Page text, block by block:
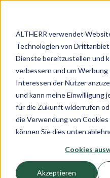
ALTHERR verwendet
Technologien von
Dienste bereitzustellen und
verbessern und um
Interessen der Nutzer
und kann meine Einwilligung
für die Zukunft widerrufen
die Verwendung von
können Sie dies unten
Cookies
Akzeptieren